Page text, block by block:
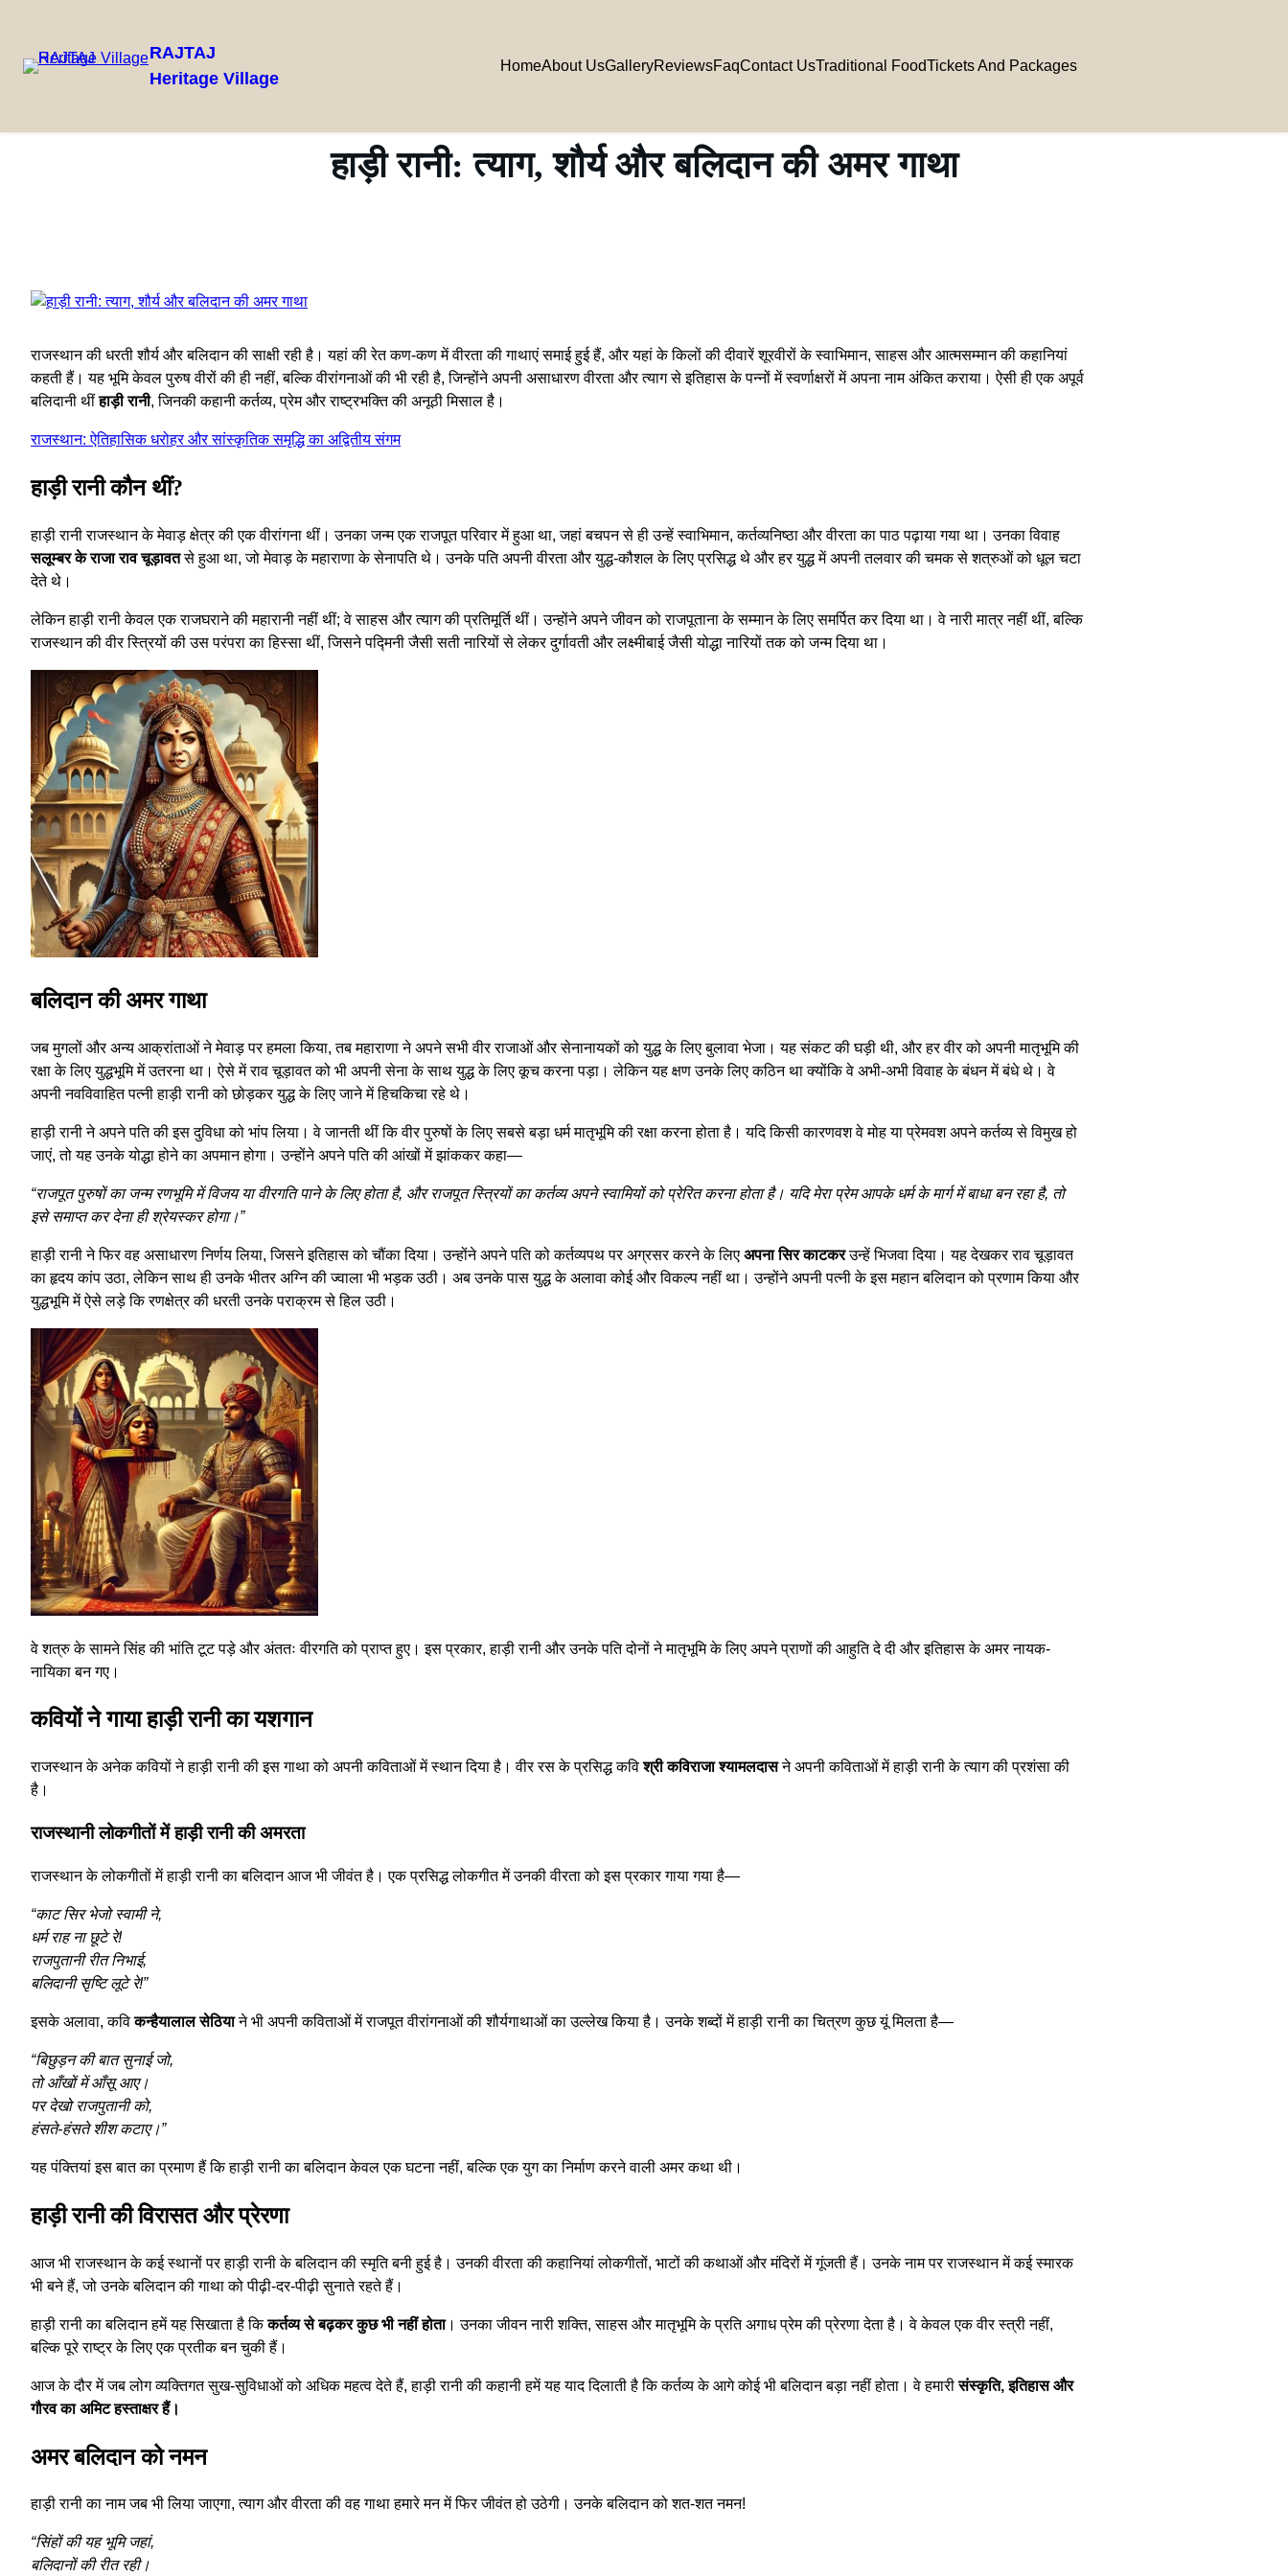
content
RAJTAJ
Heritage Village
HomeAbout UsGalleryReviewsFaqContact UsTraditional FoodTickets And Packages
हाड़ी रानी: त्याग, शौर्य और बलिदान की अमर गाथा
राजस्थान की धरती शौर्य और बलिदान की साक्षी रही है। यहां की रेत कण-कण में वीरता की गाथाएं समाई हुई हैं, और यहां के किलों की दीवारें शूरवीरों के स्वाभिमान, साहस और आत्मसम्मान की कहानियां
कहती हैं। यह भूमि केवल पुरुष वीरों की ही नहीं, बल्कि वीरांगनाओं की भी रही है, जिन्होंने अपनी असाधारण वीरता और त्याग से इतिहास के पन्नों में स्वर्णाक्षरों में अपना नाम अंकित कराया। ऐसी ही एक अपूर्व
बलिदानी थींहाड़ी रानी, जिनकी कहानी कर्तव्य, प्रेम और राष्ट्रभक्ति की अनूठी मिसाल है।
राजस्थान: ऐतिहासिक धरोहर और सांस्कृतिक समृद्धि का अद्वितीय संगम
हाड़ी रानी कौन थीं?
हाड़ी रानी राजस्थान के मेवाड़ क्षेत्र की एक वीरांगना थीं। उनका जन्म एक राजपूत परिवार में हुआ था, जहां बचपन से ही उन्हें स्वाभिमान, कर्तव्यनिष्ठा और वीरता का पाठ पढ़ाया गया था। उनका विवाह
सलूम्बर के राजा राव चूड़ावतसे हुआ था, जो मेवाड़ के महाराणा के सेनापति थे। उनके पति अपनी वीरता और युद्ध-कौशल के लिए प्रसिद्ध थे और हर युद्ध में अपनी तलवार की चमक से शत्रुओं को धूल चटा
देते थे।
लेकिन हाड़ी रानी केवल एक राजघराने की महारानी नहीं थीं; वे साहस और त्याग की प्रतिमूर्ति थीं। उन्होंने अपने जीवन को राजपूताना के सम्मान के लिए समर्पित कर दिया था। वे नारी मात्र नहीं थीं, बल्कि
राजस्थान की वीर स्त्रियों की उस परंपरा का हिस्सा थीं, जिसने पद्मिनी जैसी सती नारियों से लेकर दुर्गावती और लक्ष्मीबाई जैसी योद्धा नारियों तक को जन्म दिया था।
बलिदान की अमर गाथा
जब मुगलों और अन्य आक्रांताओं ने मेवाड़ पर हमला किया, तब महाराणा ने अपने सभी वीर राजाओं और सेनानायकों को युद्ध के लिए बुलावा भेजा। यह संकट की घड़ी थी, और हर वीर को अपनी मातृभूमि की
रक्षा के लिए युद्धभूमि में उतरना था। ऐसे में राव चूड़ावत को भी अपनी सेना के साथ युद्ध के लिए कूच करना पड़ा। लेकिन यह क्षण उनके लिए कठिन था क्योंकि वे अभी-अभी विवाह के बंधन में बंधे थे। वे
अपनी नवविवाहित पत्नी हाड़ी रानी को छोड़कर युद्ध के लिए जाने में हिचकिचा रहे थे।
हाड़ी रानी ने अपने पति की इस दुविधा को भांप लिया। वे जानती थीं कि वीर पुरुषों के लिए सबसे बड़ा धर्म मातृभूमि की रक्षा करना होता है। यदि किसी कारणवश वे मोह या प्रेमवश अपने कर्तव्य से विमुख हो
जाएं, तो यह उनके योद्धा होने का अपमान होगा। उन्होंने अपने पति की आंखों में झांककर कहा—
“राजपूत पुरुषों का जन्म रणभूमि में विजय या वीरगति पाने के लिए होता है, और राजपूत स्त्रियों का कर्तव्य अपने स्वामियों को प्रेरित करना होता है। यदि मेरा प्रेम आपके धर्म के मार्ग में बाधा बन रहा है, तो
इसे समाप्त कर देना ही श्रेयस्कर होगा।”
हाड़ी रानी ने फिर वह असाधारण निर्णय लिया, जिसने इतिहास को चौंका दिया। उन्होंने अपने पति को कर्तव्यपथ पर अग्रसर करने के लिए अपना सिर काटकरउन्हें भिजवा दिया। यह देखकर राव चूड़ावत
का हृदय कांप उठा, लेकिन साथ ही उनके भीतर अग्नि की ज्वाला भी भड़क उठी। अब उनके पास युद्ध के अलावा कोई और विकल्प नहीं था। उन्होंने अपनी पत्नी के इस महान बलिदान को प्रणाम किया और
युद्धभूमि में ऐसे लड़े कि रणक्षेत्र की धरती उनके पराक्रम से हिल उठी।
वे शत्रु के सामने सिंह की भांति टूट पड़े और अंततः वीरगति को प्राप्त हुए। इस प्रकार, हाड़ी रानी और उनके पति दोनों ने मातृभूमि के लिए अपने प्राणों की आहुति दे दी और इतिहास के अमर नायक-
नायिका बन गए।
कवियों ने गाया हाड़ी रानी का यशगान
राजस्थान के अनेक कवियों ने हाड़ी रानी की इस गाथा को अपनी कविताओं में स्थान दिया है। वीर रस के प्रसिद्ध कविश्री कविराजा श्यामलदासने अपनी कविताओं में हाड़ी रानी के त्याग की प्रशंसा की
है।
राजस्थानी लोकगीतों में हाड़ी रानी की अमरता
राजस्थान के लोकगीतों में हाड़ी रानी का बलिदान आज भी जीवंत है। एक प्रसिद्ध लोकगीत में उनकी वीरता को इस प्रकार गाया गया है—
“काट सिर भेजो स्वामी ने,
धर्म राह ना छूटे रे!
राजपुतानी रीत निभाई,
बलिदानी सृष्टि लूटे रे!”
इसके अलावा, कविकन्हैयालाल सेठियाने भी अपनी कविताओं में राजपूत वीरांगनाओं की शौर्यगाथाओं का उल्लेख किया है। उनके शब्दों में हाड़ी रानी का चित्रण कुछ यूं मिलता है—
“बिछुड़न की बात सुनाई जो,
तो आँखों में आँसू आए।
पर देखो राजपुतानी को,
हंसते-हंसते शीश कटाए।”
यह पंक्तियां इस बात का प्रमाण हैं कि हाड़ी रानी का बलिदान केवल एक घटना नहीं, बल्कि एक युग का निर्माण करने वाली अमर कथा थी।
हाड़ी रानी की विरासत और प्रेरणा
आज भी राजस्थान के कई स्थानों पर हाड़ी रानी के बलिदान की स्मृति बनी हुई है। उनकी वीरता की कहानियां लोकगीतों, भाटों की कथाओं और मंदिरों में गूंजती हैं। उनके नाम पर राजस्थान में कई स्मारक
भी बने हैं, जो उनके बलिदान की गाथा को पीढ़ी-दर-पीढ़ी सुनाते रहते हैं।
हाड़ी रानी का बलिदान हमें यह सिखाता है किकर्तव्य से बढ़कर कुछ भी नहीं होता। उनका जीवन नारी शक्ति, साहस और मातृभूमि के प्रति अगाध प्रेम की प्रेरणा देता है। वे केवल एक वीर स्त्री नहीं,
बल्कि पूरे राष्ट्र के लिए एक प्रतीक बन चुकी हैं।
आज के दौर में जब लोग व्यक्तिगत सुख-सुविधाओं को अधिक महत्व देते हैं, हाड़ी रानी की कहानी हमें यह याद दिलाती है कि कर्तव्य के आगे कोई भी बलिदान बड़ा नहीं होता। वे हमारीसंस्कृति, इतिहास और
गौरव का अमिट हस्ताक्षर हैं।
अमर बलिदान को नमन
हाड़ी रानी का नाम जब भी लिया जाएगा, त्याग और वीरता की वह गाथा हमारे मन में फिर जीवंत हो उठेगी। उनके बलिदान को शत-शत नमन!
“सिंहों की यह भूमि जहां,
बलिदानों की रीत रही।